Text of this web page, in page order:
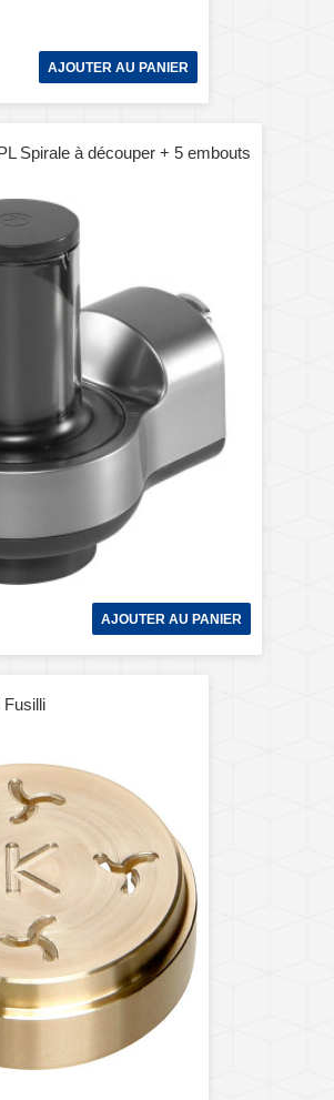
AJOUTER AU PANIER
Spirale à découper + 5 embouts
AJOUTER AU PANIER
Fusilli